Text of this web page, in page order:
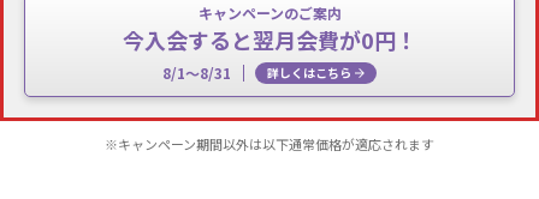
キャンペーンのご案内
今入会すると翌月会費が0円！
8/1～8/31 詳しくはこちら
※キャンペーン期間以外は以下通常価格が適応されます